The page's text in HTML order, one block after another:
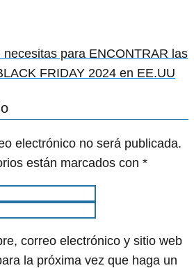
necesitas para ENCONTRAR las
FRIDAY 2024 en EE.UU
electrónico no será publicada.
están marcados con *
correo electrónico y sitio web
la próxima vez que haga un